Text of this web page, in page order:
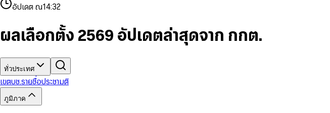
9 9
5
7
8
993
5
6
8
9
84
6
7
9
3
5
6
8
9
7
9
อัปเดต ณ14:32
ผลเลือกตั้ง 2569 อัปเดตล่าสุดจาก กกต.
ทั่วประเทศ
เขตบช.รายชื่อประชามติ
ภูมิภาค